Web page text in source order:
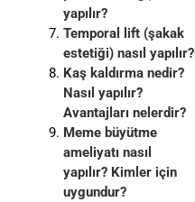
yapılır?
Temporal lift (şakak
estetiği) nasıl yapılır?
Kaş kaldırma nedir?
Nasıl yapılır?
Avantajları nelerdir?
Meme büyütme
ameliyatı nasıl
yapılır? Kimler için
uygundur?